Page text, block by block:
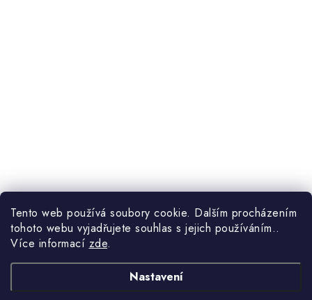
Tento web používá soubory cookie. Dalším procházením
tohoto webu vyjadřujete souhlas s jejich používáním..
Více informací zde.
Nastavení